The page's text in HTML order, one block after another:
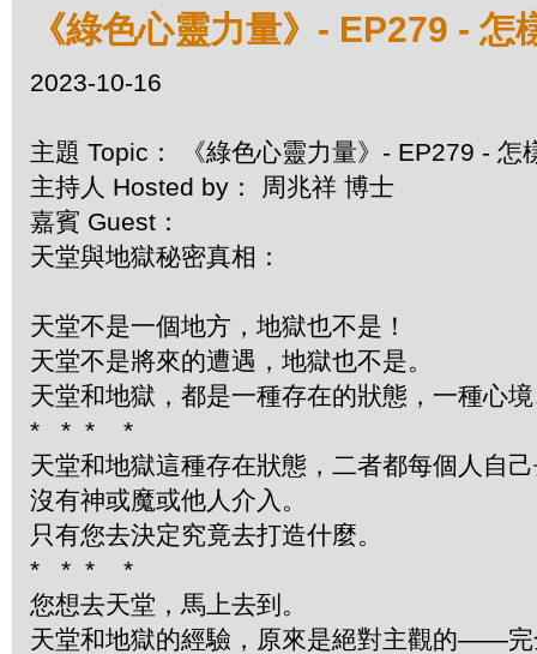
《綠色心靈力量》- EP279 - 怎
2023-10-16
主題 Topic： 《綠色心靈力量》- EP279 - 怎
主持人 Hosted by： 周兆祥 博士
嘉賓 Guest：
天堂與地獄秘密真相：
天堂不是一個地方，地獄也不是！
天堂不是將來的遭遇，地獄也不是。
天堂和地獄，都是一種存在的狀態，一種心
*
* *
*
天堂和地獄這種存在狀態，二者都每個人自
沒有神或魔或他人介入。
只有您去決定究竟去打造什麼。
*
* *
*
您想去天堂，馬上去到。
天堂和地獄的經驗，原來是絕對主觀的——完